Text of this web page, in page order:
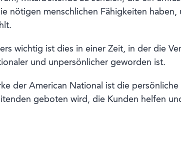
nötigen menschlichen Fähigkeiten
wichtig ist dies in einer Zeit, in der die
und unpersönlicher geworden ist.
der American National ist die
geboten wird, die Kunden helfen